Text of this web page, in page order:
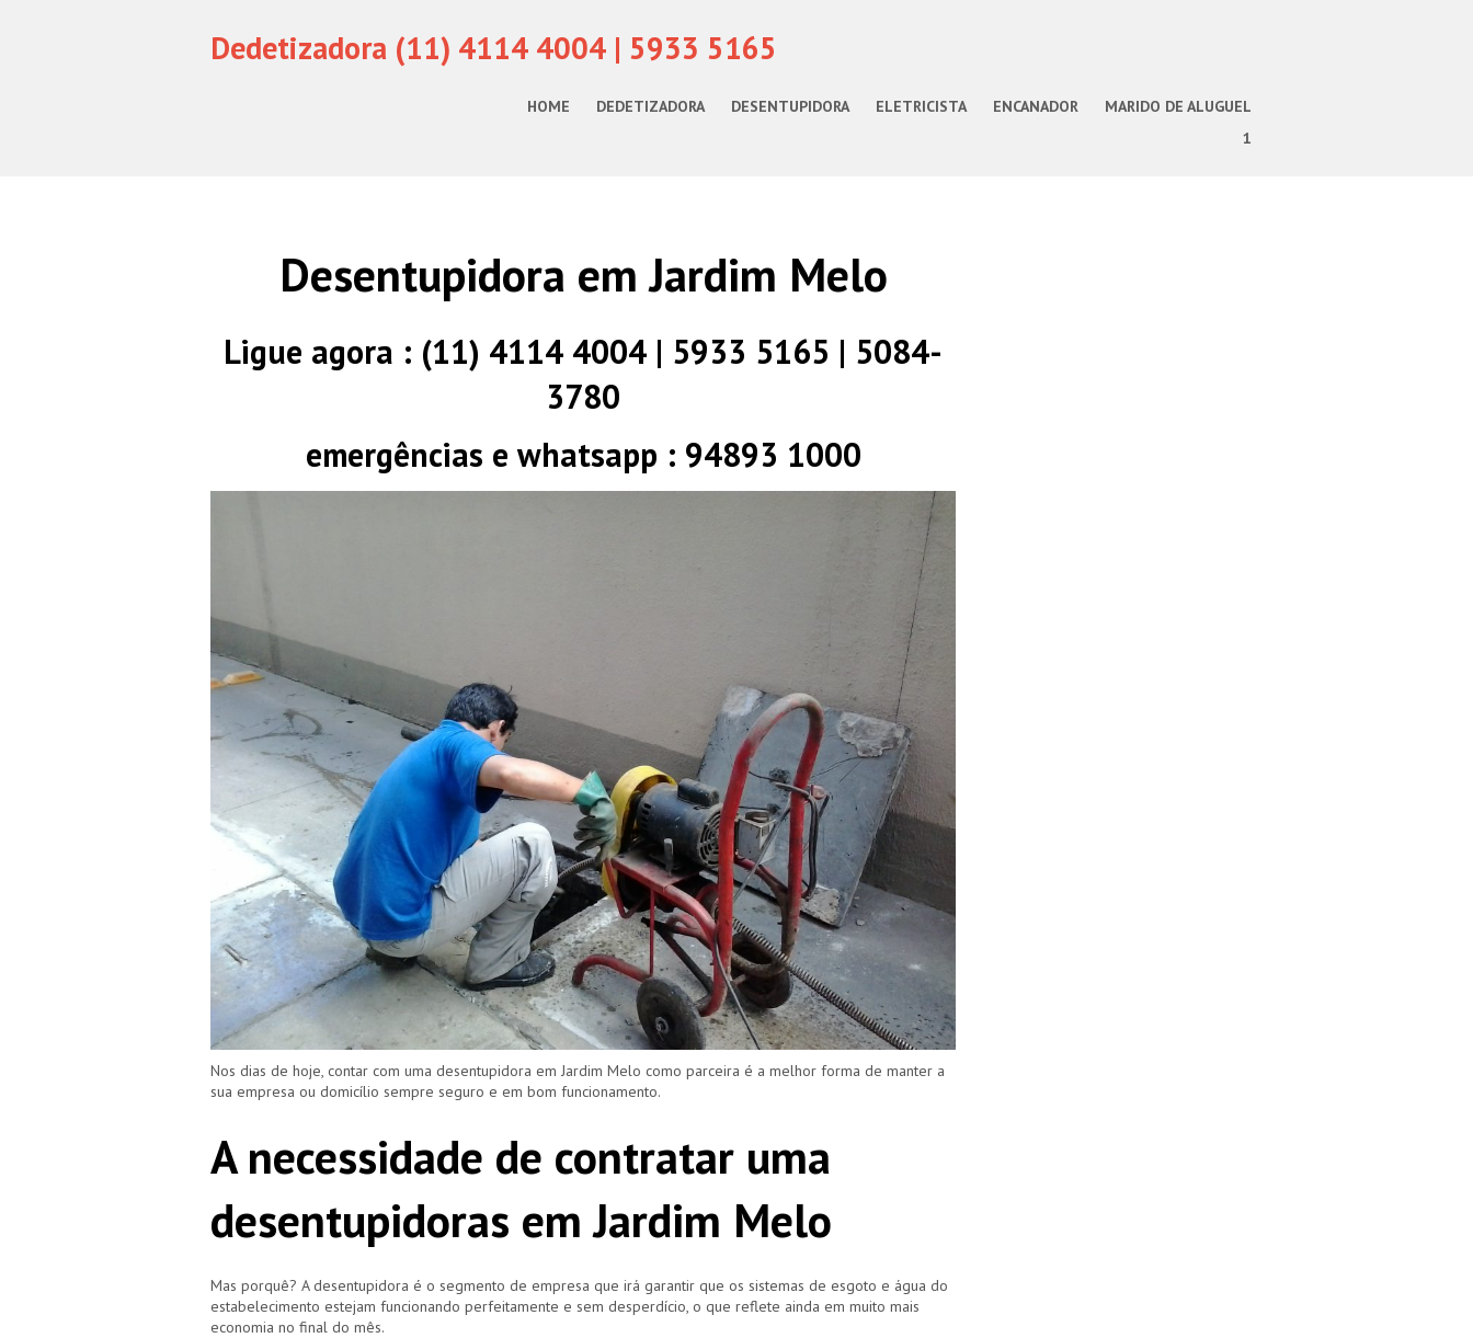
Dedetizadora (11) 4114 4004 | 5933 5165
HOME DEDETIZADORA DESENTUPIDORA ELETRICISTA ENCANADOR
MARIDO DE ALUGUEL
1
Desentupidora em Jardim Melo
Ligue agora : (11) 4114 4004 | 5933 5165 | 5084-
3780
emergências e whatsapp : 94893 1000
Nos dias de hoje, contar com uma desentupidora em Jardim Melo como parceira é a melhor forma de manter a
sua empresa ou domicílio sempre seguro e em bom funcionamento.
A necessidade de contratar uma
desentupidoras em Jardim Melo
Mas porquê? A desentupidora é o segmento de empresa que irá garantir que os sistemas de esgoto e água do
estabelecimento estejam funcionando perfeitamente e sem desperdício, o que reflete ainda em muito mais
economia no final do mês.